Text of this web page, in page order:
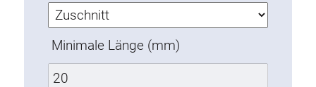
Gewindeteile
Gewindeplatten
Doppelgewindeplatten
Halbrundgewindeplatten
Minimale Länge (mm)